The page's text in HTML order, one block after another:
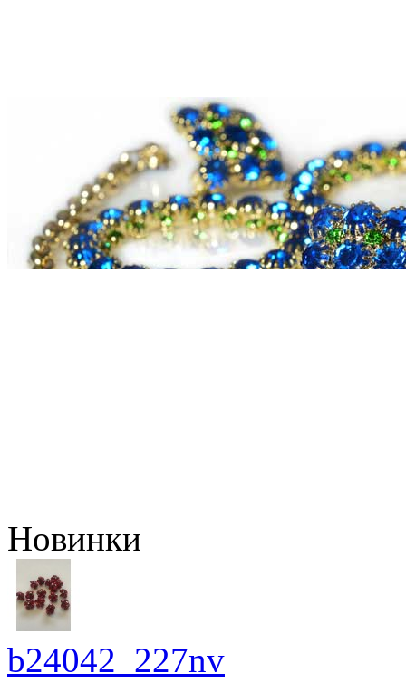
Новинки
b24042_227nv